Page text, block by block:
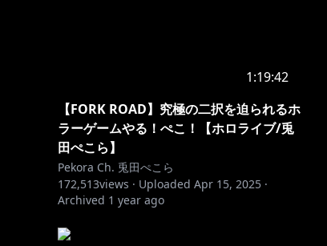
1:19:42
【FORK ROAD】究極の二択を迫られるホ
ラーゲームやる！ぺこ！【ホロライブ/兎
田ぺこら】
Pekora Ch. 兎田ぺこら
172,513views · Uploaded Apr 15, 2025 ·
Archived 1 year ago